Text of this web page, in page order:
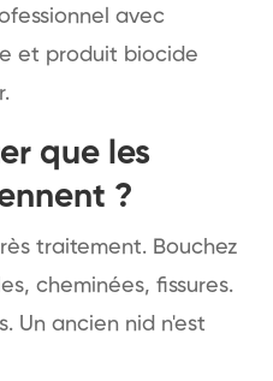
avec
et produit biocide
que les
?
traitement. Bouchez
cheminées, fissures.
Un ancien nid n'est